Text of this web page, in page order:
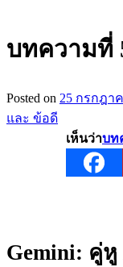
บทความที่
Posted on 25 กรกฎา
และ ข้อดี
เห็นว่าบท
Gemini: คู่